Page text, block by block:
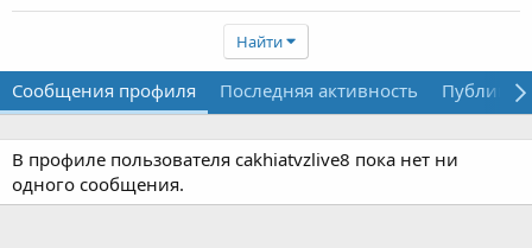
Найти
Сообщения профиля Последняя активность
В профиле пользователя cakhiatvzlive8 пока нет ни
одного сообщения.